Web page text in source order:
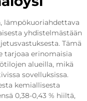
lämpökuoriahdettava
yhdistelmästään
Tämä
tarjoaa erinomaisia
alueilla, mikä
sovelluksissa.
kemiallisesta
0,38-0,43 % hiiltä,